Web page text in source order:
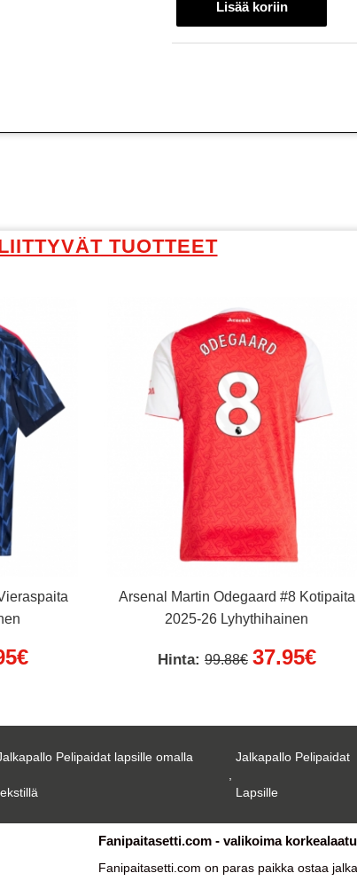
TUOTTEET
Arsenal Martin Odegaard #8 Kotipaita
2025-26 Lyhythihainen
Hinta: 99.88€ 37.95€
Pelipaidat lapsille omalla
,
Jalkapallo Pelipaidat
Lapsille
Fanipaitasetti.com - valikoima
Fanipaitasetti.com on paras paikka ostaa